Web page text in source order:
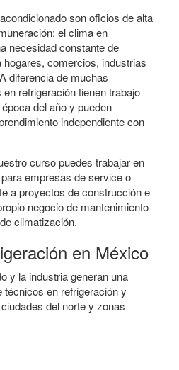
son oficios de alta
el clima en
necesidad constante de
comercios, industrias
diferencia de muchas
refrigeración tienen trabajo
del año y pueden
independiente con
curso puedes trabajar en
empresas de service o
a proyectos de construcción e
negocio de mantenimiento
climatización.
en México
y la industria generan una
técnicos en refrigeración y
del norte y zonas